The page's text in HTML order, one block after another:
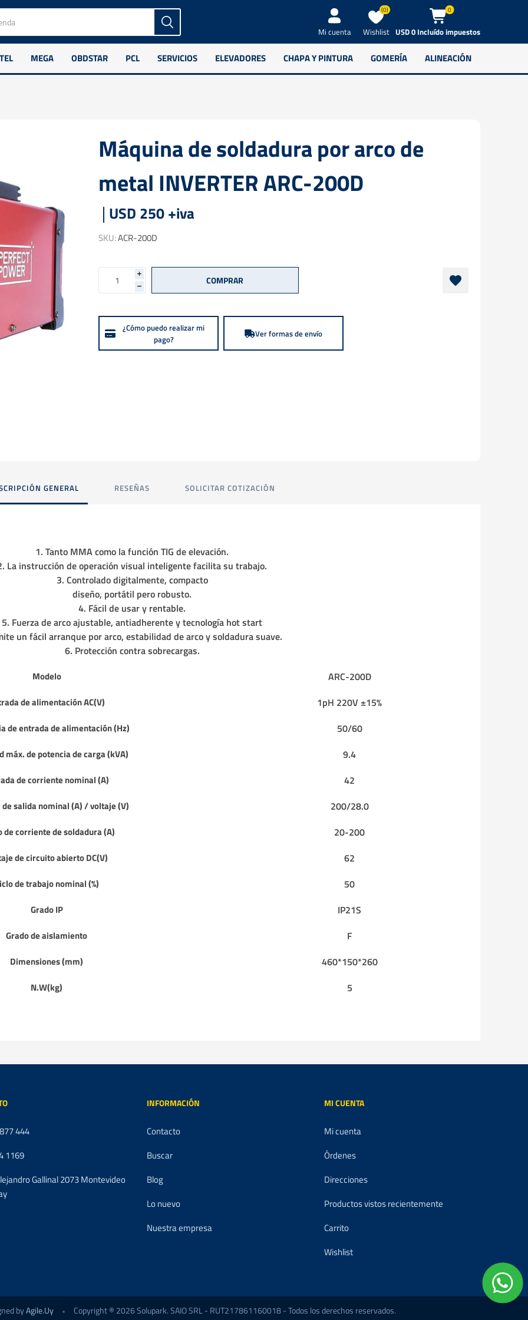
Mi cuenta Wishlist
(0) 0
USD 0 Incluído impuestos
MEGA OBDSTAR PCL SERVICIOS ELEVADORES CHAPA Y PINTURA GOMERÍA ALINEACIÓN
Máquina de soldadura por arco de
metal INVERTER ARC-200D
USD 250 +iva
SKU:ACR-200D
i
h
¿Cómo puedo realizar mi
pago?
Ver formas de envío
GENERAL RESEÑAS SOLICITAR COTIZACIÓN
1. Tanto MMA como la función TIG de elevación.
La instrucción de operación visual inteligente facilita su trabajo.
3. Controlado digitalmente, compacto
diseño, portátil pero robusto.
4. Fácil de usar y rentable.
5. Fuerza de arco ajustable, antiadherente y tecnología hot start
un fácil arranque por arco, estabilidad de arco y soldadura suave.
6. Protección contra sobrecargas.
Modelo ARC-200D
de alimentación AC(V) 1pH 220V ±15%
de entrada de alimentación (Hz) 50/60
máx. de potencia de carga (kVA) 9.4
de corriente nominal (A) 42
salida nominal (A) / voltaje (V) 200/28.0
de corriente de soldadura (A) 20-200
de circuito abierto DC(V) 62
de trabajo nominal (%) 50
Grado IP IP21S
Grado de aislamiento F
Dimensiones (mm) 460*150*260
N.W(kg) 5
444
1169
Gallinal 2073 Montevideo
INFORMACIÓN
Contacto
Buscar
Blog
Lo nuevo
Nuestra empresa
MI CUENTA
Mi cuenta
Órdenes
Direcciones
Productos vistos recientemente
Carrito
Wishlist
byAgile.Uy Copyright ® 2026 Solupark. SAIO SRL - RUT217861160018 - Todos los derechos reservados.